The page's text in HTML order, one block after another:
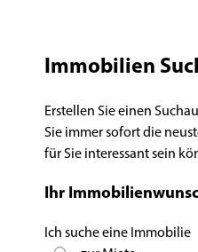
Immobilien
Erstellen Sie einen
Sie immer sofort die
für Sie interessant sein
Ihr
Ich suche eine Immobilie